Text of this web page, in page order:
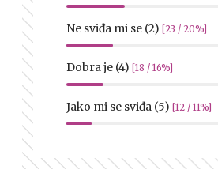
Ne sviđa mi se (2) [23 / 20%]
Dobra je (4) [18 / 16%]
Jako mi se sviđa (5) [12 / 11%]